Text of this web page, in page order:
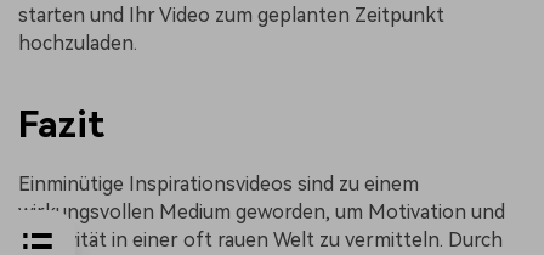
starten und Ihr Video zum geplanten Zeitpunkt
hochzuladen.
Fazit
Einminütige Inspirationsvideos sind zu einem
wirkungsvollen Medium geworden, um Motivation und
Positivität in einer oft rauen Welt zu vermitteln. Durch